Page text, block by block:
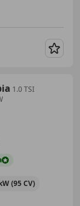
1.0 TSI
(95 CV)